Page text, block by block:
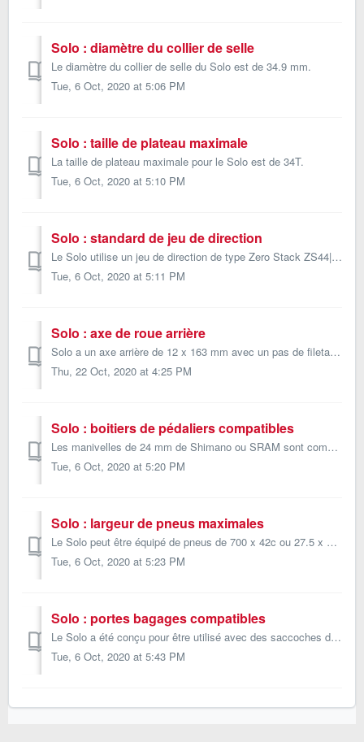
Solo : diamètre du collier de selle
Le diamètre du collier de selle du Solo est de 34.9 mm.
Tue, 6 Oct, 2020 at 5:06 PM
Solo : taille de plateau maximale
La taille de plateau maximale pour le Solo est de 34T.
Tue, 6 Oct, 2020 at 5:10 PM
Solo : standard de jeu de direction
Le Solo utilise un jeu de direction de type Zero Stack ZS44|ZS56.
Tue, 6 Oct, 2020 at 5:11 PM
Solo : axe de roue arrière
Solo a un axe arrière de 12 x 163 mm avec un pas de filetage de 1,5. Vous pouvez commander un axe arrière de remplacement sur notre chez votre détaillant R...
Thu, 22 Oct, 2020 at 4:25 PM
Solo : boitiers de pédaliers compatibles
Les manivelles de 24 mm de Shimano ou SRAM sont compatibles avec le kit de conversion 30 mm BB adapté. Le Solo est aussi compatible avec les boitiers Campag...
Tue, 6 Oct, 2020 at 5:20 PM
Solo : largeur de pneus maximales
Le Solo peut être équipé de pneus de 700 x 42c ou 27.5 x 2.2 pouces. À noter toutefois que la largeur réelle du pneu peut varier d’un fabricant à l’autre, m...
Tue, 6 Oct, 2020 at 5:23 PM
Solo : portes bagages compatibles
Le Solo a été conçu pour être utilisé avec des saccoches de cadres. Certains portes bagages de fourches sont compatibles. Les 3 trous sur la fourche doivent...
Tue, 6 Oct, 2020 at 5:43 PM